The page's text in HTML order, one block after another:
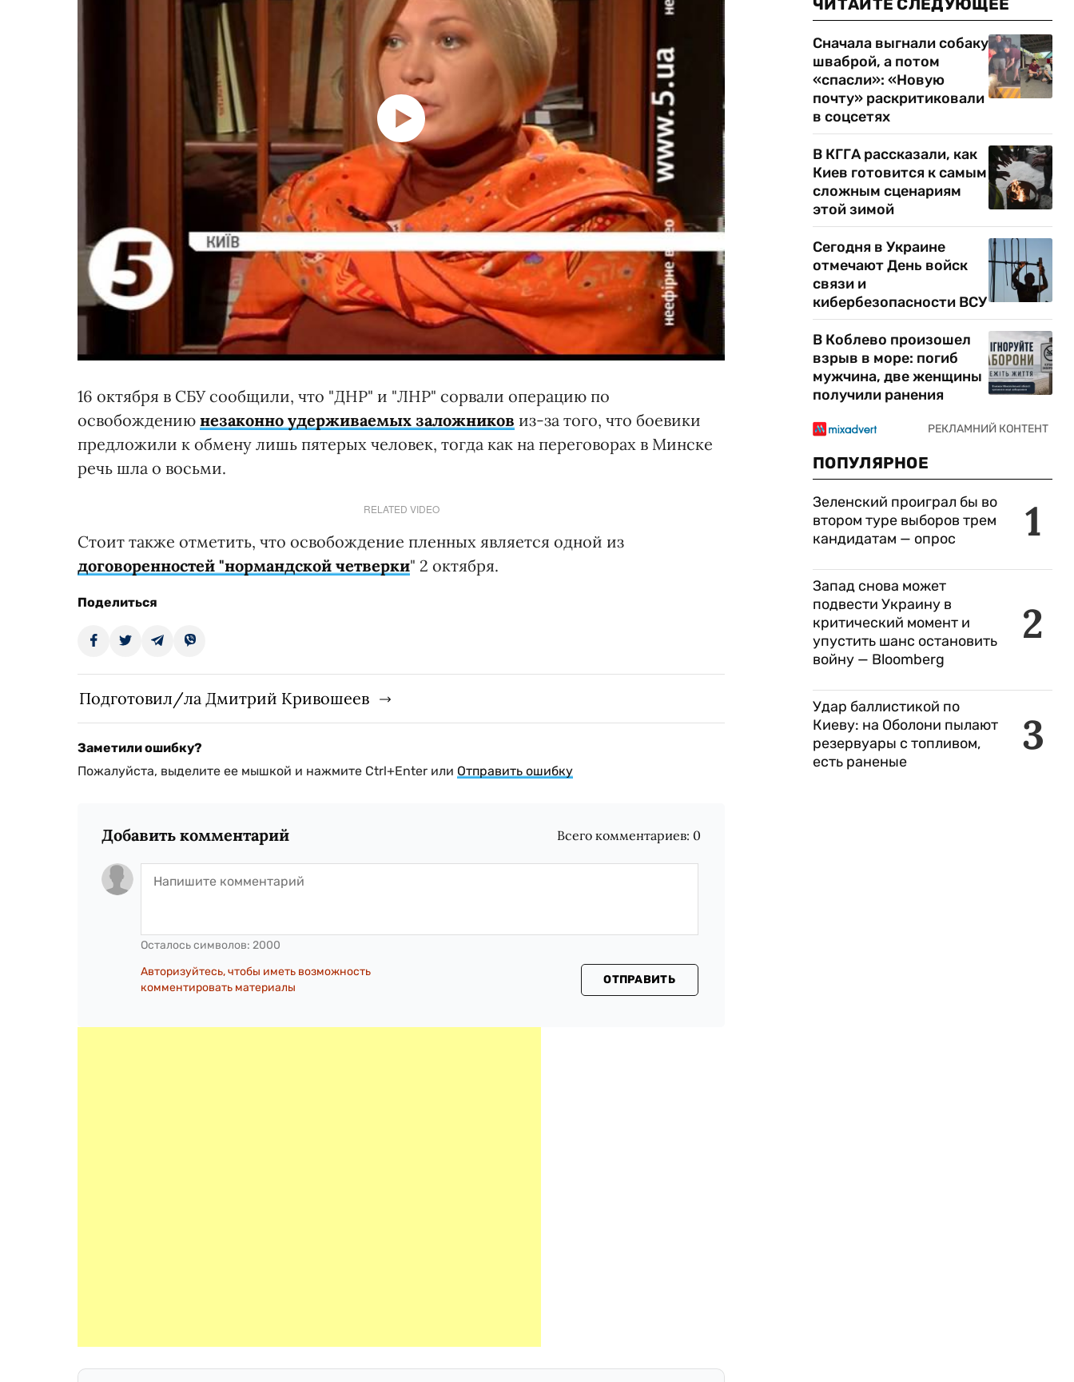
16 октября в СБУ сообщили, что "ДНР" и "ЛНР" сорвали операцию по
освобождению незаконно удерживаемых заложников из-за того, что боевики
предложили к обмену лишь пятерых человек, тогда как на переговорах в Минске
речь шла о восьми.
RELATED VIDEO
Стоит также отметить, что освобождение пленных является одной из
договоренностей "нормандской четверки" 2 октября.
Поделиться
Подготовил/ла Дмитрий Кривошеев
Заметили ошибку?
Пожалуйста, выделите ее мышкой и нажмите Ctrl+Enter или Отправить ошибку
Добавить комментарий Всего комментариев: 0
Осталось символов: 2000
Авторизуйтесь, чтобы иметь возможность
комментировать материалы
ОТПРАВИТЬ
ЧИТАЙТЕ СЛЕДУЮЩЕЕ
Сначала выгнали собаку
шваброй, а потом
«спасли»: «Новую
почту» раскритиковали
в соцсетях
В КГГА рассказали, как
Киев готовится к самым
сложным сценариям
этой зимой
Сегодня в Украине
отмечают День войск
связи и
кибербезопасности ВСУ
В Коблево произошел
взрыв в море: погиб
мужчина, две женщины
получили ранения
ПОПУЛЯРНОЕ
1
Зеленский проиграл бы во
втором туре выборов трем
кандидатам — опрос
2
Запад снова может
подвести Украину в
критический момент и
упустить шанс остановить
войну — Bloomberg
3
Удар баллистикой по
Киеву: на Оболони пылают
резервуары с топливом,
есть раненые